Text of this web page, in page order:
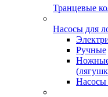
Транцевые
Насосы для
Ручные
Насосы